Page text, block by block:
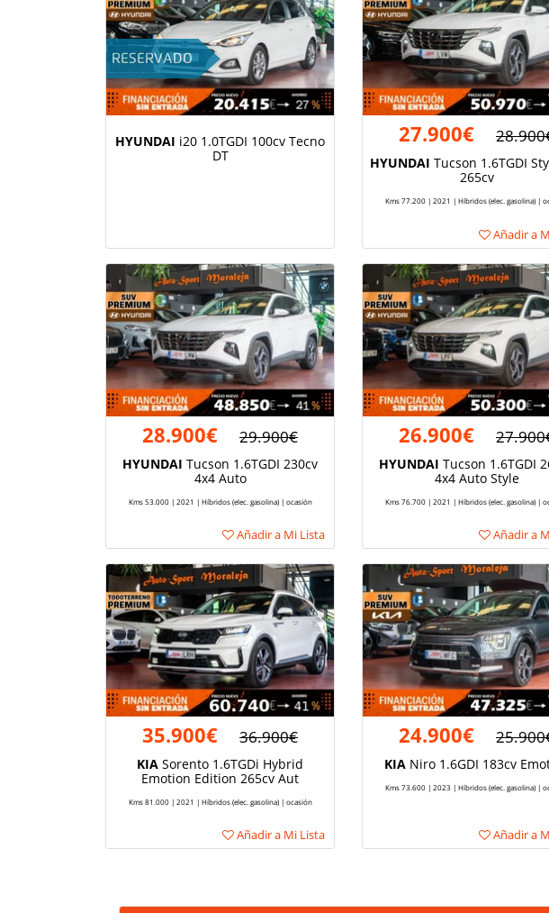
HYUNDAI i20 1.0TGDI 100cv Tecno
DT
27.900€
HYUNDAI Tucson 1.6TGDI
265cv
Kms 77.200 | 2021 | Híbridos (elec. gasolina) |
Añadir a
28.900€ 29.900€
HYUNDAI Tucson 1.6TGDI 230cv
4x4 Auto
Kms 53.000 | 2021 | Híbridos (elec. gasolina) | ocasión
Añadir a Mi Lista
26.900€
HYUNDAI Tucson 1.6TGDI
4x4 Auto Style
Kms 76.700 | 2021 | Híbridos (elec. gasolina) |
Añadir a
35.900€ 36.900€
KIA Sorento 1.6TGDi Hybrid
Emotion Edition 265cv Aut
Kms 81.000 | 2021 | Híbridos (elec. gasolina) | ocasión
Añadir a Mi Lista
24.900€
KIANiro 1.6GDI 183cv
Kms 73.600 | 2023 | Híbridos (elec. gasolina) |
Añadir a